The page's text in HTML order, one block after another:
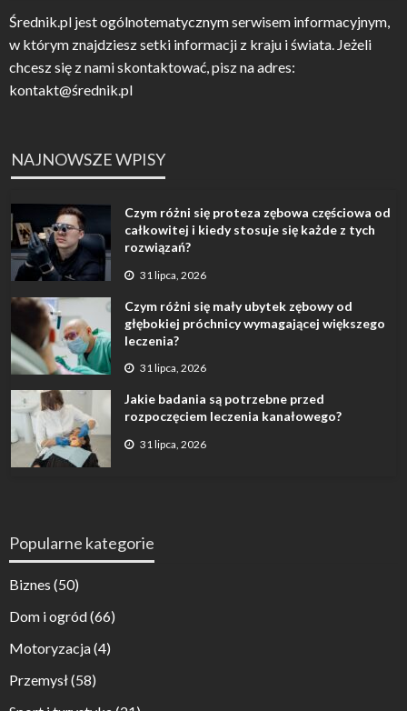
Średnik.pl jest ogólnotematycznym serwisem informacyjnym,
w którym znajdziesz setki informacji z kraju i świata. Jeżeli
chcesz się z nami skontaktować, pisz na adres:
kontakt@średnik.pl
NAJNOWSZE WPISY
Czym różni się proteza zębowa częściowa od
całkowitej i kiedy stosuje się każde z tych
rozwiązań?
31 lipca, 2026
Czym różni się mały ubytek zębowy od
głębokiej próchnicy wymagającej większego
leczenia?
31 lipca, 2026
Jakie badania są potrzebne przed
rozpoczęciem leczenia kanałowego?
31 lipca, 2026
Popularne kategorie
Biznes (50)
Dom i ogród(66)
Motoryzacja(4)
Przemysł(58)